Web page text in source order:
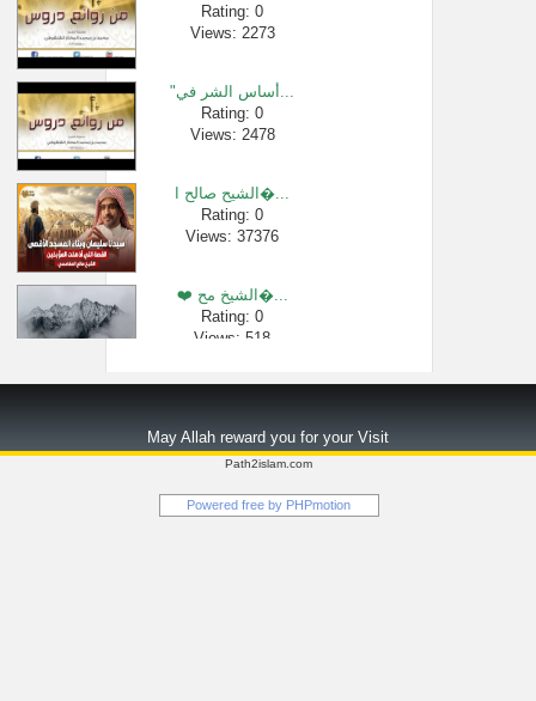
Rating: 0
Views: 2273
"أساس الشر في...
Rating: 0
Views: 2478
الشيح صالح ا�...
Rating: 0
Views: 37376
❤️ الشيخ مح�...
Rating: 0
Views: 518
Views: 119986
شرح لمعة الا�...
Rating: 0
May Allah reward you for your Visit
Path2islam.com
Powered free by PHPmotion